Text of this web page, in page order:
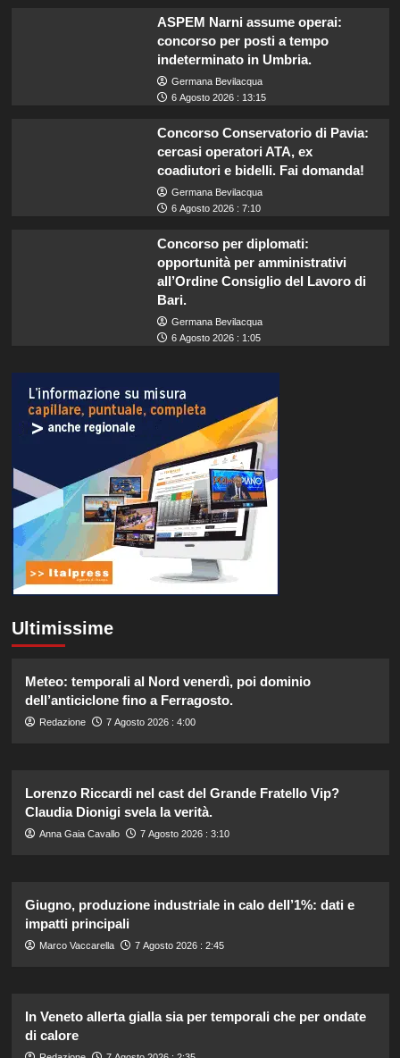
ASPEM Narni assume operai:
concorso per posti a tempo
indeterminato in Umbria.
Germana Bevilacqua
6 Agosto 2026 : 13:15
Concorso Conservatorio di Pavia:
cercasi operatori ATA, ex
coadiutori e bidelli. Fai domanda!
Germana Bevilacqua
6 Agosto 2026 : 7:10
Concorso per diplomati:
opportunità per amministrativi
all’Ordine Consiglio del Lavoro di
Bari.
Germana Bevilacqua
6 Agosto 2026 : 1:05
Ultimissime
Meteo: temporali al Nord venerdì, poi dominio
dell’anticiclone fino a Ferragosto.
Redazione 7 Agosto 2026 : 4:00
Lorenzo Riccardi nel cast del Grande Fratello Vip?
Claudia Dionigi svela la verità.
Anna Gaia Cavallo 7 Agosto 2026 : 3:10
Giugno, produzione industriale in calo dell’1%: dati e
impatti principali
Marco Vaccarella 7 Agosto 2026 : 2:45
In Veneto allerta gialla sia per temporali che per ondate
di calore